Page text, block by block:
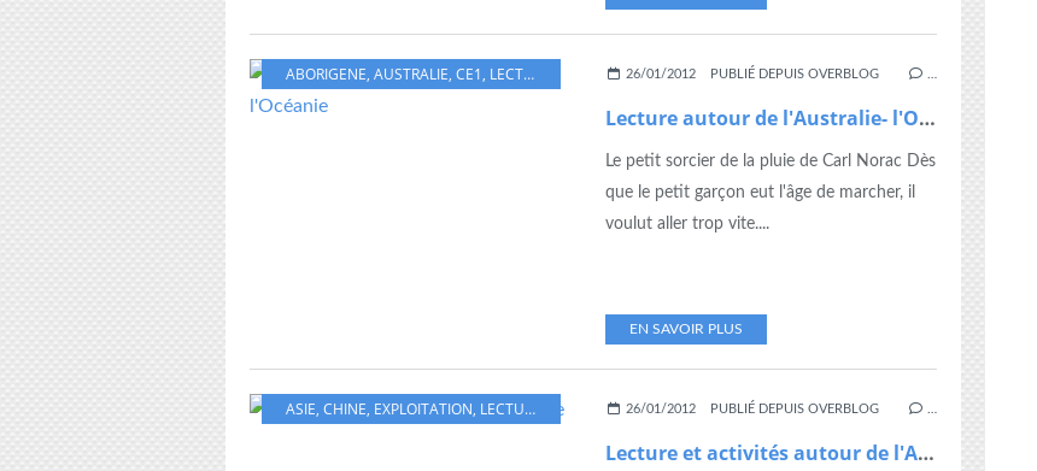
ABORIGENE, AUSTRALIE, CE1, LECTURE LECTURE SUIVIE,OCEANIE,TAPUSCRIT
26/01/2012 PUBLIÉ DEPUIS OVERBLOG
Lecture autour de l'Australie- l'Océanie
Le petit sorcier de la pluie de Carl Norac Dès
que le petit garçon eut l'âge de marcher, il
voulut aller trop vite....
EN SAVOIR PLUS
ASIE, CHINE, EXPLOITATION, LECTURE LECTURE SUIVIE,NOUVEL AN CHINOIS,TAPUSCRIT
26/01/2012 PUBLIÉ DEPUIS OVERBLOG
Lecture et activités autour de l'Asie